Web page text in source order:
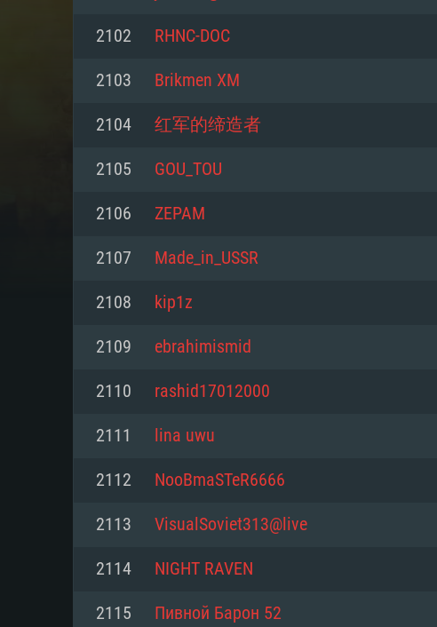
Mínimo
Mínimo
mais recente
Processador: Core i5 2.2GHz
não suportado)
Memória: 6 GB
Mínimo
do Linux de 64bit
Processador: Dual-Core 2.4 GHz
Memória: 4 GB
2102 RHNC-DOC
2103 Brikmen XM
2104 红军的缔造者
2105 GOU_TOU
2106 ZEPAM
2107 Madе_in_USSR
2108 kip1z
2109 ebrahimismid
2110 rashid17012000
2111 lina uwu
2112 NooBmaSTeR6666
2113 VisualSoviet313@live
2114 NIGHT RAVEN
2115 Пивной Барон 52